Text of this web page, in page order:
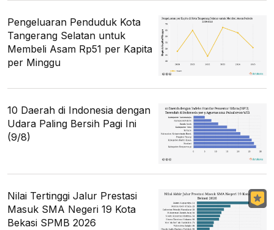
Pengeluaran Penduduk Kota
Tangerang Selatan untuk
Membeli Asam Rp51 per Kapita
per Minggu
10 Daerah di Indonesia dengan
Udara Paling Bersih Pagi Ini
(9/8)
Nilai Tertinggi Jalur Prestasi
Masuk SMA Negeri 19 Kota
Bekasi SPMB 2026